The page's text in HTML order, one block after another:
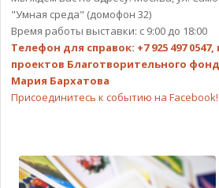
"Умная среда" (домофон 32)
Время работы выставки: с 9:00 до 18:00
Телефон для справок: +7 925 497
проектов Благотворительного
Мария Бархатова
Присоединитесь к событию на Facebook!